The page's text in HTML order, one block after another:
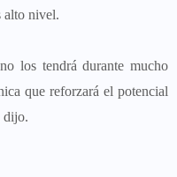
alto nivel.
los tendrá durante mucho
que reforzará el potencial
dijo.